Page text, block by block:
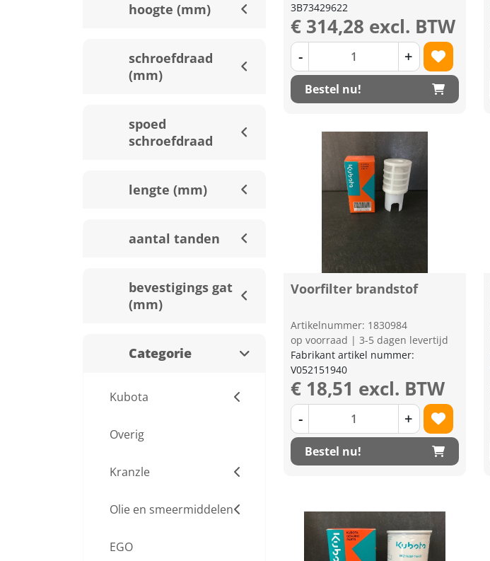
hoogte (mm)
schroefdraad
(mm)
spoed
schroefdraad
lengte (mm)
aantal tanden
bevestigings gat
(mm)
Categorie
Kubota
Overig
Kranzle
Olie en smeermiddelen
EGO
3B73429622
€ 314,28 excl. BTW
- +
Bestel nu!
Voorfilter brandstof
Artikelnummer: 1830984
op voorraad | 3-5 dagen levertijd
Fabrikant artikel nummer:
V052151940
€ 18,51 excl. BTW
- +
Bestel nu!